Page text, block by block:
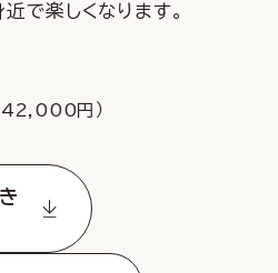
で楽しくなります。
円）